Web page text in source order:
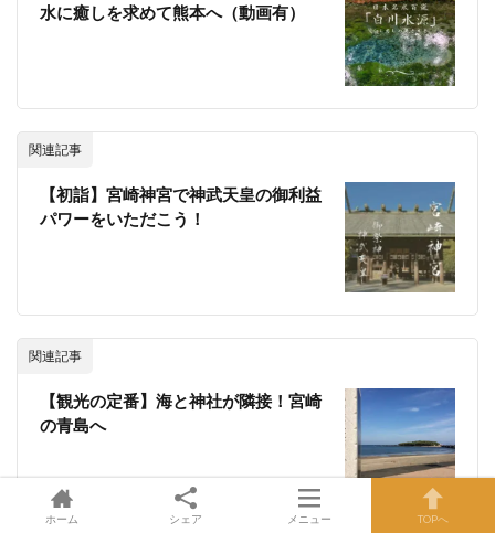
水に癒しを求めて熊本へ（動画有）
関連記事
【初詣】宮崎神宮で神武天皇の御利益
パワーをいただこう！
関連記事
【観光の定番】海と神社が隣接！宮崎
の青島へ
ホーム シェア メニュー TOPへ